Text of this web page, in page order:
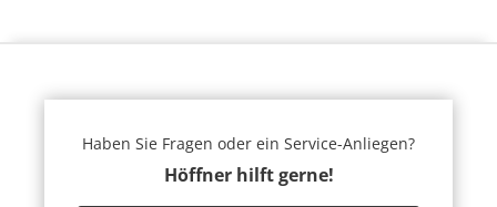
Haben Sie Fragen oder ein Service-Anliegen?
Höffner hilft gerne!